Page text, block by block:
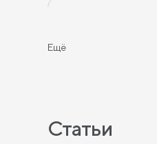
Кровати белого цвета
Ещё
Статьи